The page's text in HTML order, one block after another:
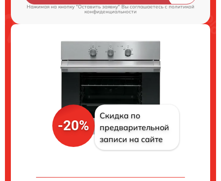
Нажимая на кнопку "Оставить заявку" Вы соглашаетесь cполитикой
конфиденциальности
-20%
Скидка по
предварительной
записи на сайте